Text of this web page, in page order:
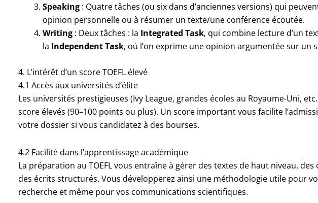
Speaking: Quatre tâches (ou six dans d’anciennes versions) qui
opinion personnelle ou à résumer un texte/une conférence écoutée.
Writing: Deux tâches : la Integrated Task, qui combine lecture d’un
la Independent Task, où l’on exprime une opinion argumentée sur un
4. L’intérêt d’un score TOEFL élevé
4.1 Accès aux universités d’élite
Les universités prestigieuses (Ivy League, grandes écoles au Royaume-Uni,
score élevés (90–100 points ou plus). Un score important vous facilite
votre dossier si vous candidatez à des bourses.
4.2 Facilité dans l’apprentissage académique
La préparation au TOEFL vous entraîne à gérer des textes de haut niveau,
des écrits structurés. Vous développerez ainsi une méthodologie utile pour
recherche et même pour vos communications scientifiques.